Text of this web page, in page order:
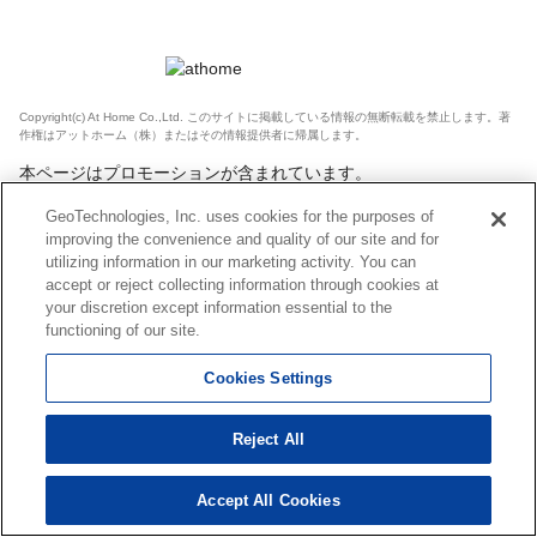
Copyright(c) At Home Co.,Ltd. このサイトに掲載している情報の無断転載を禁止します。著
作権はアットホーム（株）またはその情報提供者に帰属します。
本ページはプロモーションが含まれています。
GeoTechnologies, Inc. uses cookies for the purposes of
improving the convenience and quality of our site and for
utilizing information in our marketing activity. You can
accept or reject collecting information through cookies at
your discretion except information essential to the
functioning of our site.
Cookies Settings
Reject All
Accept All Cookies